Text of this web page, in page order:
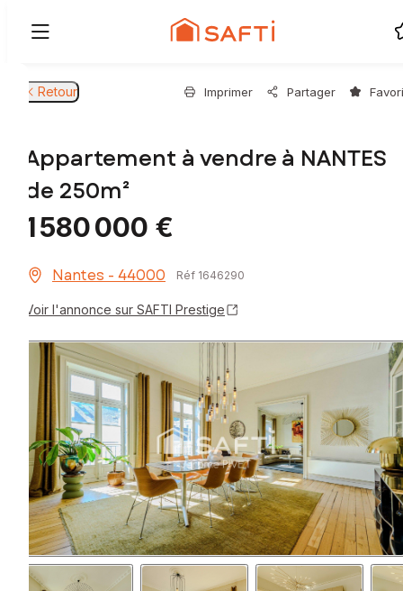
Retour Imprimer Partager
Appartement à vendre à NANTES
de 250m²
1 580 000 €
Nantes - 44000 Réf 1646290
Voir l'annonce sur SAFTI Prestige